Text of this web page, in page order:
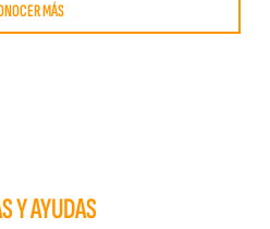
MÁS
Y AYUDAS